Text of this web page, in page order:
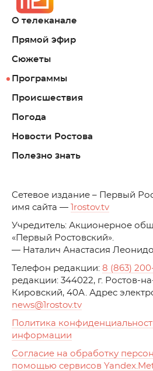
О телеканале
Прямой эфир
Сюжеты
Программы
Происшествия
Погода
Новости Ростова
Полезно знать
Cетевое издание – Первый
имя сайта —
1rostov.tv
Учредитель: Акционерное
«Первый Ростовский».
— Наталич Анастасия
Телефон редакции: 8 (863)
редакции: 344022, г.
Кировский, 40А. Адрес
news@1rostov.tv
Политика
информации
Согласие на обработку
помощью сервисов